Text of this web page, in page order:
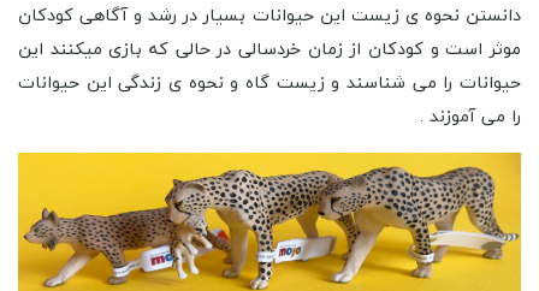
زیستگاه های طبیعی خود میتوانند زندگی کنند . این دسته بندی
شامل طیف بسیار بسیار زیادی از حیوانات میباشد که بسیار خاص
و منحصر به فرد هستند.
موثر است و کودکان از زمان خردسالی در حالی که بازی میکنند این
حیوانات را می شناسند و زیست گاه و نحوه ی زندگی این حیوانات
را می آموزند .